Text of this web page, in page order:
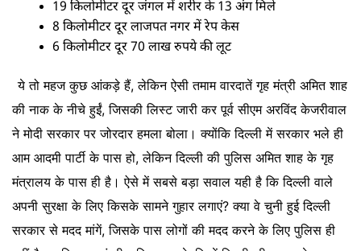
19 किलोमीटर दूर जंगल में शरीर के 13 अंग मिले
8 किलोमीटर दूर लाजपत नगर में रेप केस
6 किलोमीटर दूर 70 लाख रुपये की लूट
ये तो महज कुछ आंकड़े हैं, लेकिन ऐसी तमाम वारदातें गृह मंत्री अमित शाह
की नाक के नीचे हुईं, जिसकी लिस्ट जारी कर पूर्व सीएम अरविंद केजरीवाल
ने मोदी सरकार पर जोरदार हमला बोला। क्योंकि दिल्ली में सरकार भले ही
आम आदमी पार्टी के पास हो, लेकिन दिल्ली की पुलिस अमित शाह के गृह
मंत्रालय के पास ही है। ऐसे में सबसे बड़ा सवाल यही है कि दिल्ली वाले
अपनी सुरक्षा के लिए किसके सामने गुहार लगाएं? क्या वे चुनी हुई दिल्ली
सरकार से मदद मांगें, जिसके पास लोगों की मदद करने के लिए पुलिस ही